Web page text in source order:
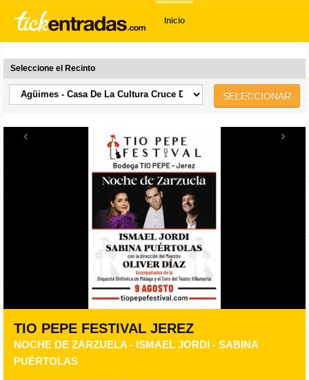
Inicio
Seleccione el Recinto
SELECCIONAR
‹ ›
TIO PEPE FESTIVAL JEREZ
NOCHE DE ZARZUELA - ISMAEL JORDI - SABINA
PUÉRTOLAS